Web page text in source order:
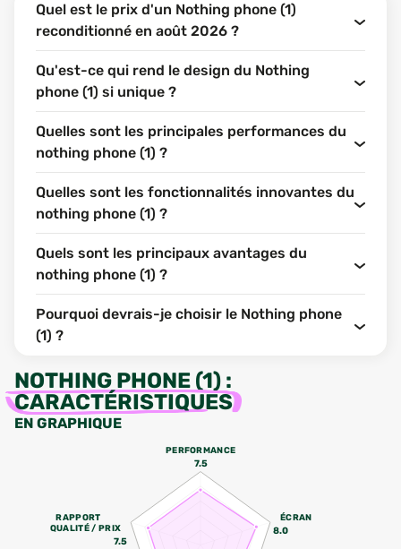
Quel est le prix d'un Nothing phone (1)
reconditionné en août 2026 ?
Qu'est-ce qui rend le design du Nothing
phone (1) si unique ?
Quelles sont les principales performances du
nothing phone (1) ?
Quelles sont les fonctionnalités innovantes du
nothing phone (1) ?
Quels sont les principaux avantages du
nothing phone (1) ?
Pourquoi devrais-je choisir le Nothing phone
(1) ?
NOTHING PHONE (1) :
CARACTÉRISTIQUES
EN GRAPHIQUE
PERFORMANCE
7.5
ÉCRAN
8.0
RAPPORT
QUALITÉ / PRIX
7.5